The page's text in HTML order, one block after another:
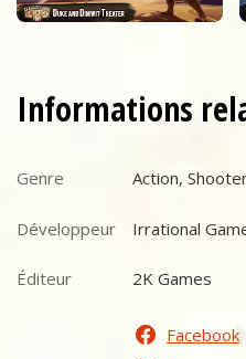
Informations
Genre Genre
Action,
Développeur Développeur
Irrational
Éditeur Éditeur
2K Games
Facebook